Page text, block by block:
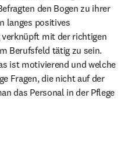
den Bogen zu ihrer
langes positives
mit der richtigen
Berufsfeld tätig zu sein.
ist motivierend und welche
Fragen, die nicht auf der
das Personal in der Pflege